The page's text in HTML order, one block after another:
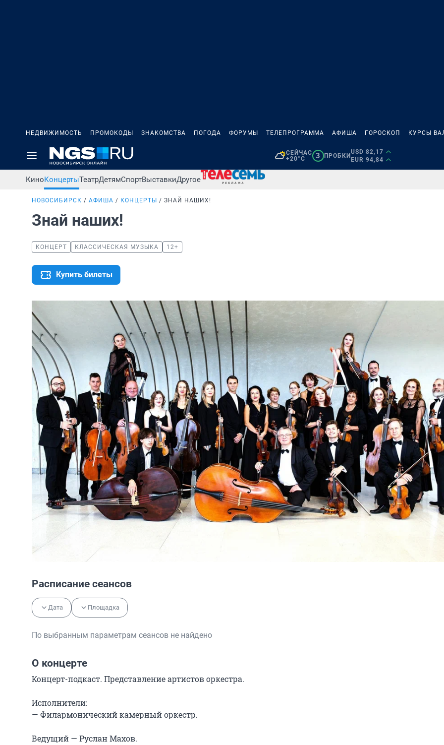
НЕДВИЖИМОСТЬ ПРОМОКОДЫ ЗНАКОМСТВА ПОГОДА ФОРУМЫ ТЕЛЕПРОГРАММА АФИША ГОРОСКОП КУРСЫ
СЕЙЧАС
+20°C
3 ПРОБКИ
USD 82,17
EUR 94,84
КиноКонцертыТеатрДетямСпортВыставкиДругое
НОВОСИБИРСК АФИША КОНЦЕРТЫ ЗНАЙ НАШИХ!
Знай наших!
КОНЦЕРТ КЛАССИЧЕСКАЯ МУЗЫКА 12+
Купить билеты
Расписание сеансов
Дата Площадка
По выбранным параметрам сеансов не найдено
О концерте
Концерт-подкаст. Представление артистов оркестра.
Исполнители:
— Филармонический камерный оркестр.
Ведущий — Руслан Махов.